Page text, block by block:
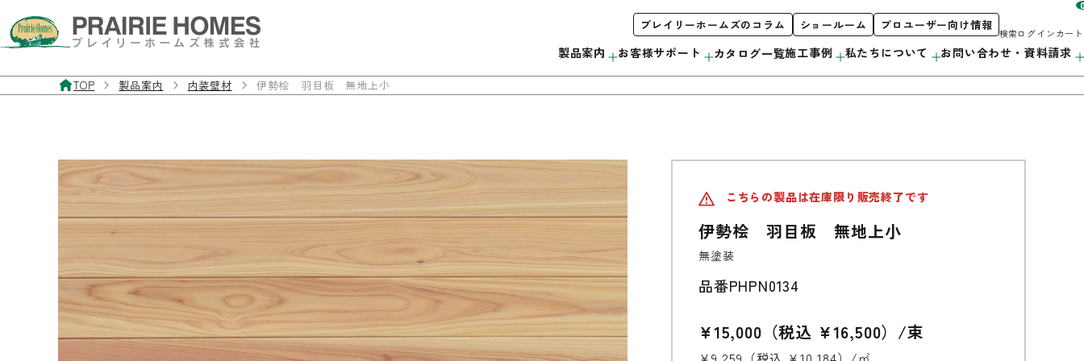
製品案内
フローリング
無垢フローリング
三層・複合フローリング
フローリングの違いと特徴
フローリングを探す
室内ドア／室内窓
木製サッシ
リボス自然健康塗料
外装材
ウッドデッキ
モールディング
階段
カウンター
アルミ遮熱材
お客様サポート
よくあるご質問
製品マニュアル
お手入れ方法について
無垢製品の注意事項
初めての方へ
プロユーザー向け情報
カタログ一覧施工事例
施工事例 みんなで＃ムクノトリコ
私たちについて
私たちの想い
経年美化
会社概要
当社の取り組み
Corporate Profile
採用情報
お問い合わせ・資料請求
お問い合わせフォーム サンプル・カタログ請求 カタログ紹介
プレイリーホームズのコラム ショールーム プロユーザー向け情報
検索ログインカート
TOP 製品案内 内装壁材 伊勢桧 羽目板 無地上小
こちらの製品は在庫限り販売終了です
伊勢桧 羽目板 無地上小
無塗装
品番PHPN0134
¥15,000（税込 ¥16,500）/束